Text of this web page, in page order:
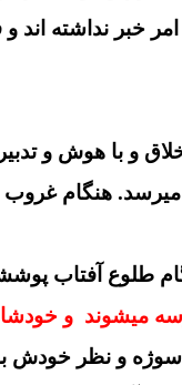
خبر نداشته
هنگام غروب
طلوع آفتاب
میشوند و
و نظر خودش به